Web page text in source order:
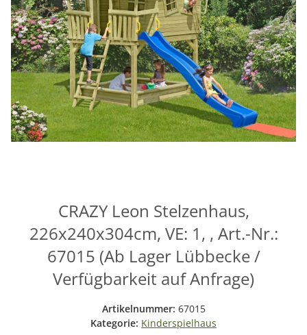
CRAZY Leon Stelzenhaus,
226x240x304cm, VE: 1, , Art.-Nr.:
67015 (Ab Lager Lübbecke /
Verfügbarkeit auf Anfrage)
Artikelnummer: 67015
Kategorie: Kinderspielhaus